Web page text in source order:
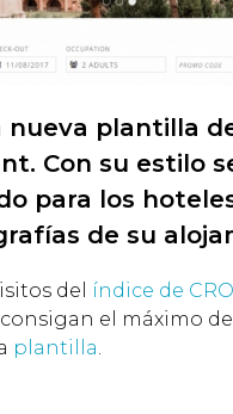
nueva plantilla
Con su estilo
para los
de su
del índice de CRO
el máximo
plantilla